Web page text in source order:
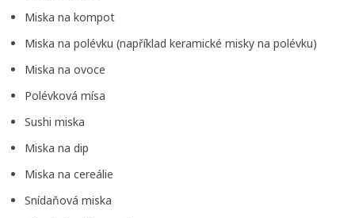
Miska na kompot
Miska na polévku (například keramické misky na polévku)
Miska na ovoce
Polévková mísa
Sushi miska
Miska na dip
Miska na cereálie
Snídaňová miska